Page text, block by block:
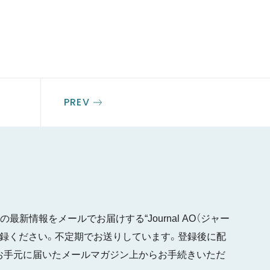
PREV
最新情報をメールでお届けする“Journal AO（ジャー
ください。不定期でお送りしています。登録後に配
手元に届いたメールマガジン上からお手続きいただ